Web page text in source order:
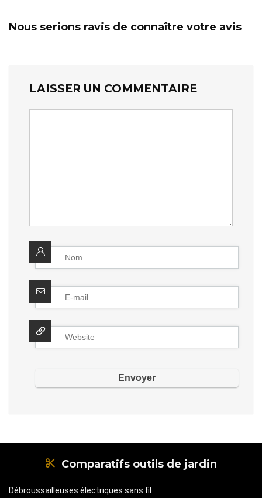
Nous serions ravis de connaître votre avis
LAISSER UN COMMENTAIRE
Comparatifs outils de jardin
Débroussailleuses électriques sans fil